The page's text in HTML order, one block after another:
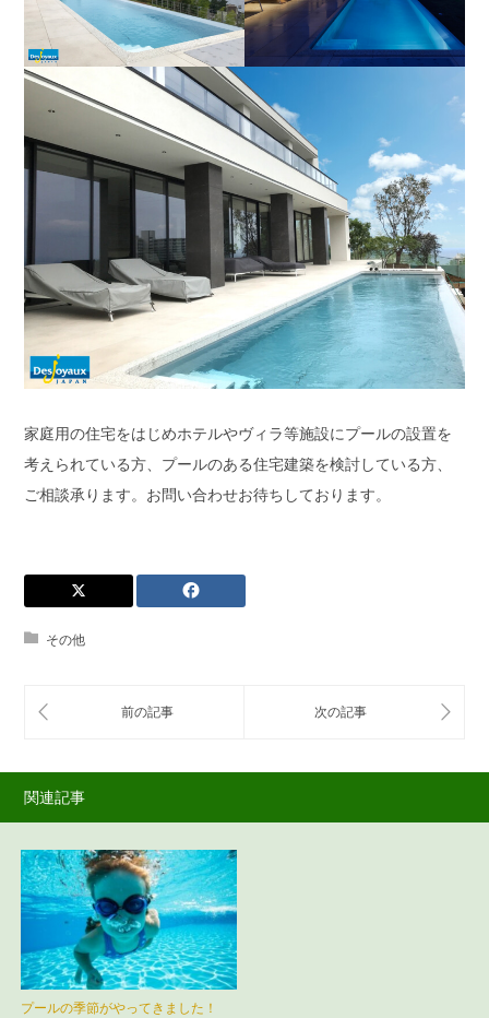
家庭用の住宅をはじめホテルやヴィラ等施設にプールの設置を
考えられている方、プールのある住宅建築を検討している方、
ご相談承ります。お問い合わせお待ちしております。
その他
関連記事
プールの季節がやってきました！